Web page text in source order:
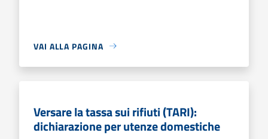
VAI ALLA PAGINA
Versare la tassa sui rifiuti (TARI):
dichiarazione per utenze domestiche